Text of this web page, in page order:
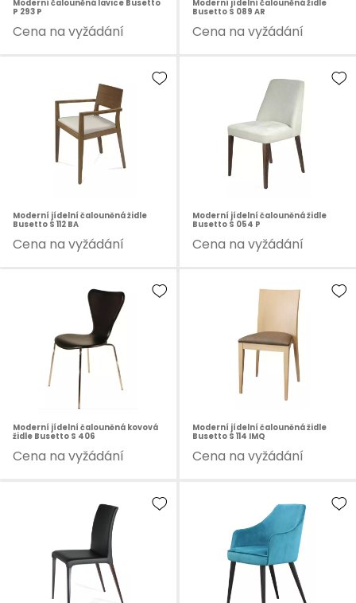
Moderní čalouněná lavice Busetto
P 293 P
Cena na vyžádání
Moderní jídelní čalouněná židle
Busetto S 089 AR
Cena na vyžádání
Moderní jídelní čalouněná židle
Busetto S 112 BA
Cena na vyžádání
Moderní jídelní čalouněná židle
Busetto S 054 P
Cena na vyžádání
Moderní jídelní čalouněná kovová
židle Busetto S 406
Cena na vyžádání
Moderní jídelní čalouněná židle
Busetto S 114 IMQ
Cena na vyžádání